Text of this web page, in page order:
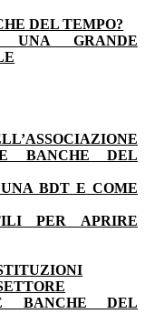
DEL TEMPO?
UNA GRANDE
BANCHE DEL
BDT E COME
PER APRIRE
BANCHE DEL